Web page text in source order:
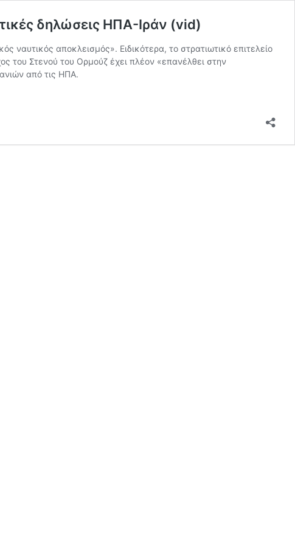
δηλώσεις ΗΠΑ-Ιράν (vid)
ναυτικός αποκλεισμός». Ειδικότερα, το στρατιωτικό επιτελείο
του Στενού του Ορμούζ έχει πλέον «επανέλθει στην
από τις ΗΠΑ.